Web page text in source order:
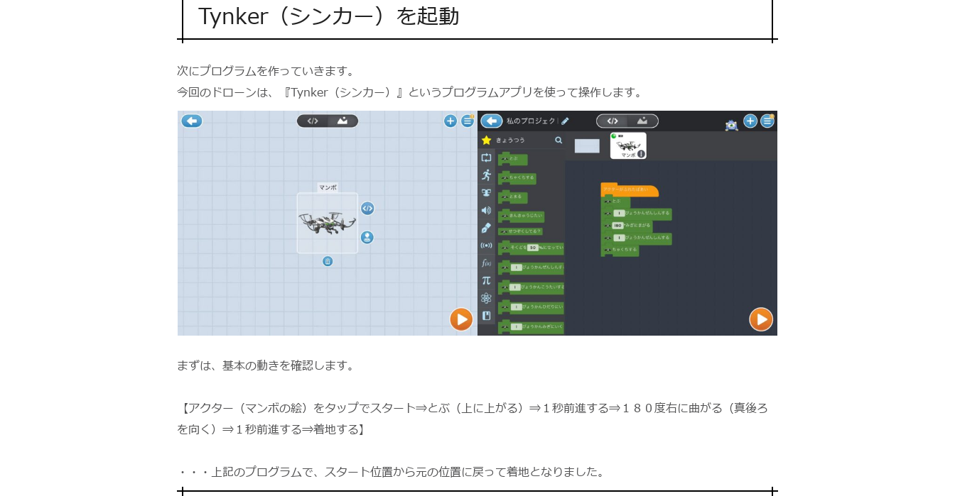
Tynker（シンカー）を起動
次にプログラムを作っていきます。
今回のドローンは、『Tynker（シンカー）』というプログラムアプリを使って操作します。
まずは、基本の動きを確認します。
【アクター（マンボの絵）をタップでスタート⇒とぶ（上に上がる）⇒１秒前進する⇒１８０度右に曲がる（真後ろ
を向く）⇒１秒前進する⇒着地する】
・・・上記のプログラムで、スタート位置から元の位置に戻って着地となりました。